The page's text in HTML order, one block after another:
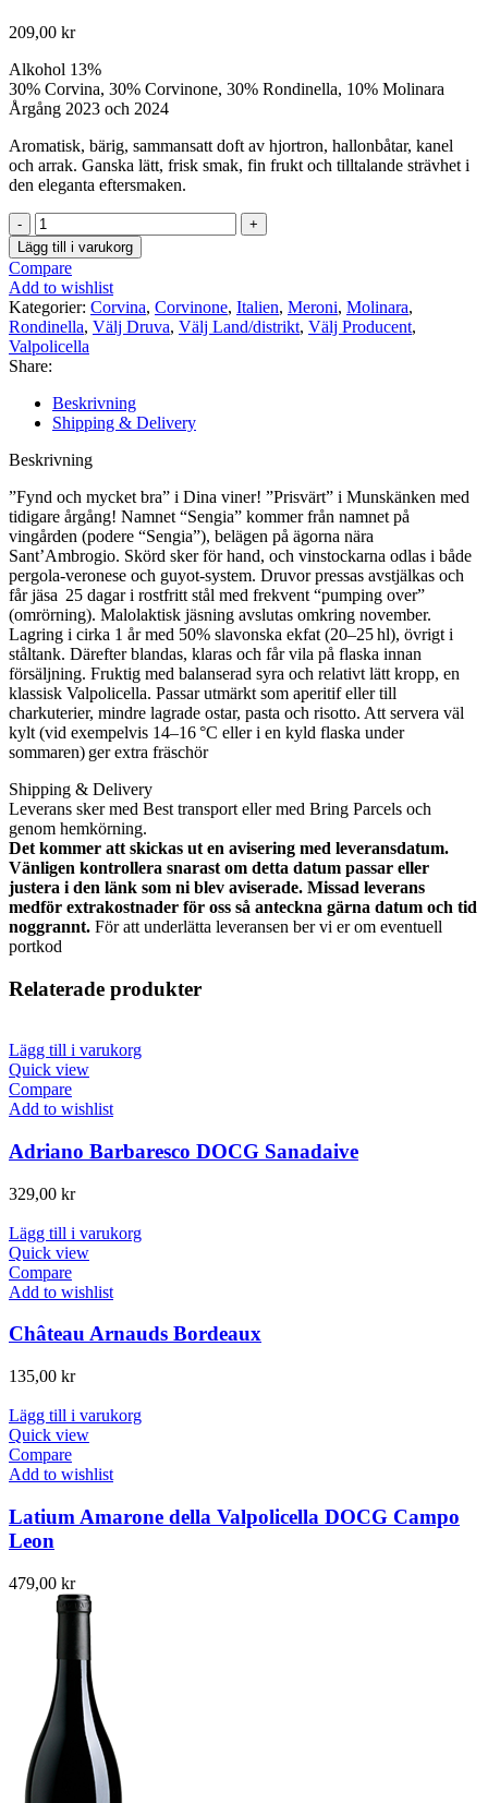
209,00 kr
Alkohol 13%
30% Corvina, 30% Corvinone, 30% Rondinella, 10% Molinara
Årgång 2023 och 2024
Aromatisk, bärig, sammansatt doft av hjortron, hallonbåtar, kanel
och arrak. Ganska lätt, frisk smak, fin frukt och tilltalande strävhet i
den eleganta eftersmaken.
Meroni
"Sengia"
Valpolicella
Classico
DOC
mängd
Lägg till i varukorg
Compare
Add to wishlist
Kategorier: Corvina, Corvinone, Italien, Meroni, Molinara,
Rondinella, Välj Druva, Välj Land/distrikt, Välj Producent,
Valpolicella
Share:
Beskrivning
Shipping & Delivery
Beskrivning
”Fynd och mycket bra” i Dina viner! ”Prisvärt” i Munskänken med
tidigare årgång! Namnet “Sengia” kommer från namnet på
vingården (podere “Sengia”), belägen på ägorna nära
Sant’Ambrogio. Skörd sker för hand, och vinstockarna odlas i både
pergola-veronese och guyot‑system. Druvor pressas avstjälkas och
får jäsa 25 dagar i rostfritt stål med frekvent “pumping over”
(omrörning). Malolaktisk jäsning avslutas omkring november.
Lagring i cirka 1 år med 50% slavonska ekfat (20–25 hl), övrigt i
ståltank. Därefter blandas, klaras och får vila på flaska innan
försäljning. Fruktig med balanserad syra och relativt lätt kropp, en
klassisk Valpolicella. Passar utmärkt som aperitif eller till
charkuterier, mindre lagrade ostar, pasta och risotto. Att servera väl
kylt (vid exempelvis 14–16 °C eller i en kyld flaska under
sommaren) ger extra fräschör
Shipping & Delivery
Leverans sker med Best transport eller med Bring Parcels och
genom hemkörning.
Det kommer att skickas ut en avisering med leveransdatum.
Vänligen kontrollera snarast om detta datum passar eller
justera i den länk som ni blev aviserade. Missad leverans
medför extrakostnader för oss så anteckna gärna datum och tid
noggrannt. För att underlätta leveransen ber vi er om eventuell
portkod
Relaterade produkter
Lägg till i varukorg
Quick view
Compare
Add to wishlist
Adriano Barbaresco DOCG Sanadaive
329,00 kr
Lägg till i varukorg
Quick view
Compare
Add to wishlist
Château Arnauds Bordeaux
135,00 kr
Lägg till i varukorg
Quick view
Compare
Add to wishlist
Latium Amarone della Valpolicella DOCG Campo
Leon
479,00 kr